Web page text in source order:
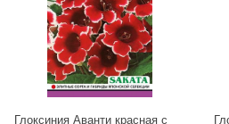
Глоксиния Аванти красная с